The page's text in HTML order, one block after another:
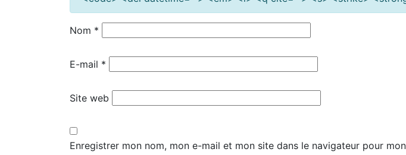
Nom *
E-mail *
Site web
Enregistrer mon nom, mon e-mail et mon site dans le navigateur pour